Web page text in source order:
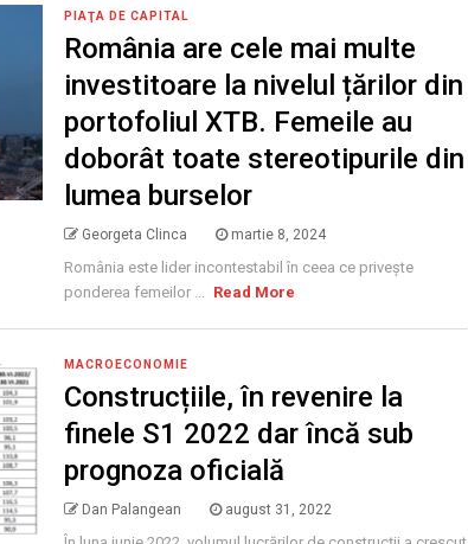
PIAŢA DE CAPITAL
România are cele mai multe
investitoare la nivelul țărilor din
portofoliul XTB. Femeile au
doborât toate stereotipurile din
lumea burselor
Georgeta Clinca martie 8, 2024
România este lider incontestabil în ceea ce privește
ponderea femeilor ... Read More
MACROECONOMIE
Construcțiile, în revenire la
finele S1 2022 dar încă sub
prognoza oficială
Dan Palangean august 31, 2022